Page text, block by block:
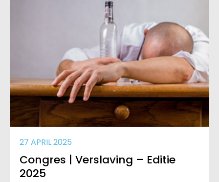
27 APRIL 2025
Congres | Verslaving – Editie
2025